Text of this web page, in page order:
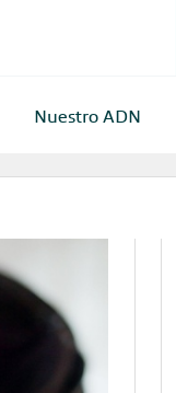
Nuestro ADN